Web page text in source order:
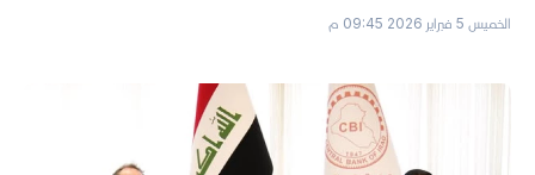
الخميس 5 فبراير 2026 09:45 م